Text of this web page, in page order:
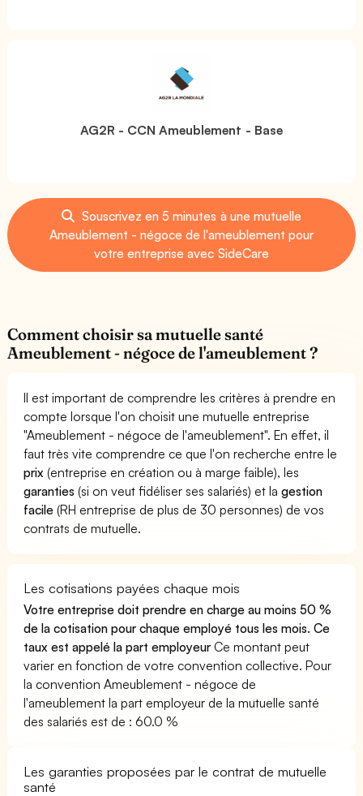
AG2R - CCN Ameublement - Base
Souscrivez en 5 minutes à une mutuelle
Ameublement - négoce de l'ameublement pour
votre entreprise avec SideCare
Comment choisir sa mutuelle santé
Ameublement - négoce de l'ameublement ?
Il est important de comprendre les critères à prendre en
compte lorsque l'on choisit une mutuelle entreprise
"Ameublement - négoce de l'ameublement". En effet, il
faut très vite comprendre ce que l'on recherche entre le
prix (entreprise en création ou à marge faible), les
garanties (si on veut fidéliser ses salariés) et lagestion
facile (RH entreprise de plus de 30 personnes) de vos
contrats de mutuelle.
Les cotisations payées chaque mois
Votre entreprise doit prendre en charge au moins 50 %
de la cotisation pour chaque employé tous les mois. Ce
taux est appelé la part employeur Ce montant peut
varier en fonction de votre convention collective. Pour
la convention Ameublement - négoce de
l'ameublement la part employeur de la mutuelle santé
des salariés est de : 60.0 %
Les garanties proposées par le contrat de mutuelle
santé